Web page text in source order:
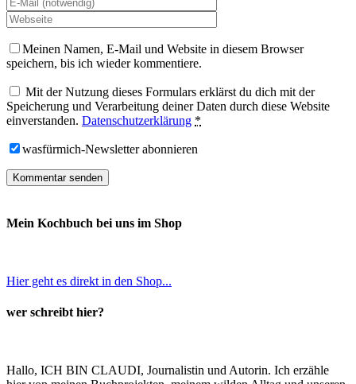
Meinen Namen, E-Mail und Website in diesem Browser
speichern, bis ich wieder kommentiere.
Mit der Nutzung dieses Formulars erklärst du dich mit der
Speicherung und Verarbeitung deiner Daten durch diese Website
einverstanden. Datenschutzerklärung *
wasfürmich-Newsletter abonnieren
Mein Kochbuch bei uns im Shop
Hier geht es direkt in den Shop...
wer schreibt hier?
Hallo, ICH BIN CLAUDI, Journalistin und Autorin. Ich erzähle